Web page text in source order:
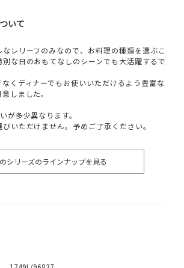
いて
レリーフのみなので、お料理の種類を選ぶこ
な日のおもてなしのシーンでも大活躍するで
くディナーでもお使いいただけるよう豊富な
しました。
が多少異なります。
いただけません。予めご了承ください。
シリーズのラインナップを見る